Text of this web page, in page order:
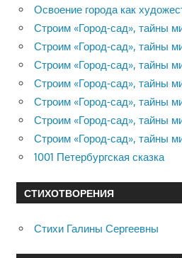
Освоение города как
Строим «Город-сад», тайны
Строим «Город-сад», тайны
Строим «Город-сад», тайны
Строим «Город-сад», тайны
Строим «Город-сад», тайны
Строим «Город-сад», тайны
Строим «Город-сад», тайны
1001 Петербургская сказка
СТИХОТВОРЕНИЯ
Стихи Галины Сергеевны